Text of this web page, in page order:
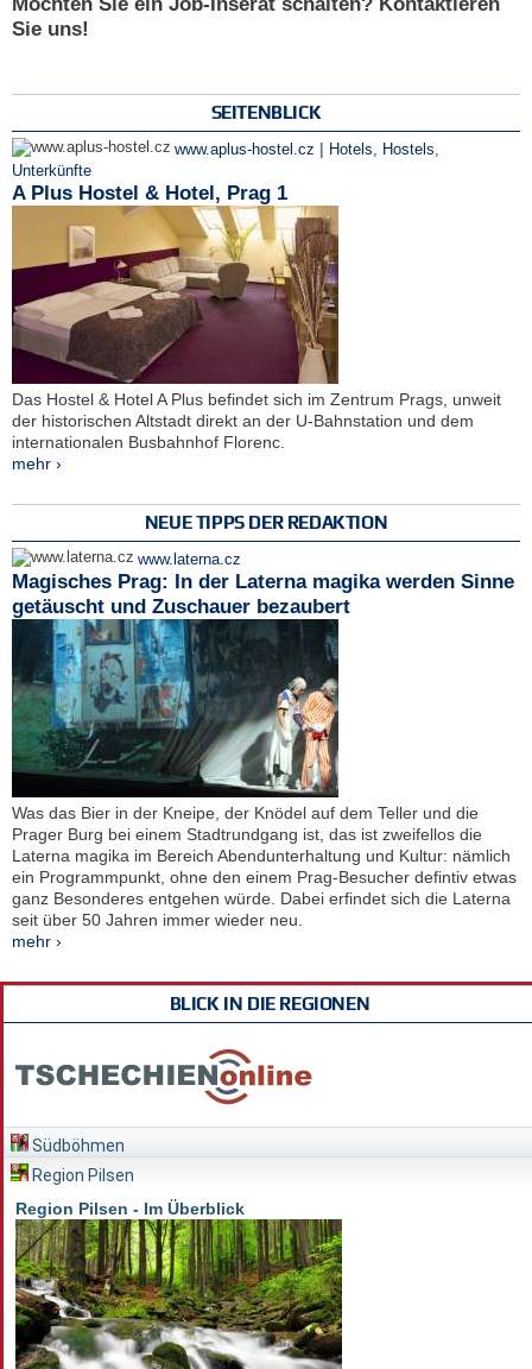
Möchten Sie ein Job-Inserat schalten? Kontaktieren
Sie uns!
SEITENBLICK
www.aplus-hostel.cz | Hotels, Hostels,
Unterkünfte
A Plus Hostel & Hotel, Prag 1
Das Hostel & Hotel A Plus befindet sich im Zentrum Prags, unweit
der historischen Altstadt direkt an der U-Bahnstation und dem
internationalen Busbahnhof Florenc.
mehr ›
NEUE TIPPS DER REDAKTION
www.laterna.cz
Magisches Prag: In der Laterna magika werden Sinne
getäuscht und Zuschauer bezaubert
Was das Bier in der Kneipe, der Knödel auf dem Teller und die
Prager Burg bei einem Stadtrundgang ist, das ist zweifellos die
Laterna magika im Bereich Abendunterhaltung und Kultur: nämlich
ein Programmpunkt, ohne den einem Prag-Besucher defintiv etwas
ganz Besonderes entgehen würde. Dabei erfindet sich die Laterna
seit über 50 Jahren immer wieder neu.
mehr ›
BLICK IN DIE REGIONEN
Südböhmen
Region Pilsen
Region Pilsen - Im Überblick